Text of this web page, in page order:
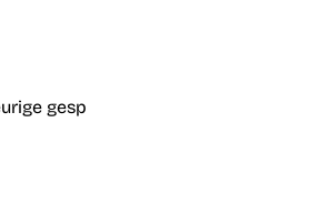
gesp